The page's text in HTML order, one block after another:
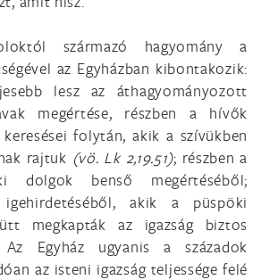
származó hagyomány a
az Egyházban kibontakozik:
lesz az áthagyományozott
megértése, részben a hívők
keresései folytán, akik a szívükben
rajtuk (vö. Lk 2,19.51); részben a
dolgok benső megértéséből;
akik a püspöki
megkapták az igazság biztos
Egyház ugyanis a századok
az isteni igazság teljessége felé